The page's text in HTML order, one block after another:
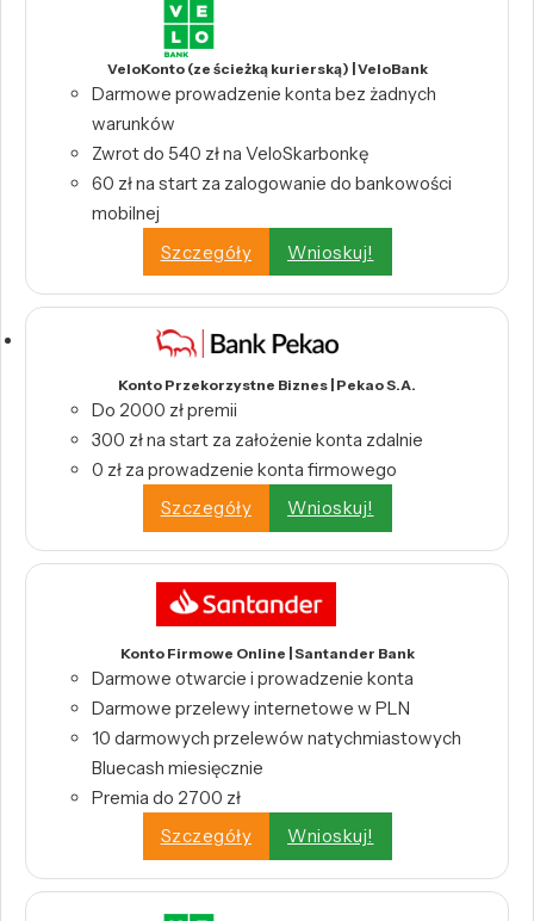
VeloKonto (ze ścieżką kurierską) | VeloBank
Darmowe prowadzenie konta bez żadnych
warunków
Zwrot do 540 zł na VeloSkarbonkę
60 zł na start za zalogowanie do bankowości
mobilnej
Szczegóły
Wnioskuj!
Konto Przekorzystne Biznes | Pekao S.A.
Do 2000 zł premii
300 zł na start za założenie konta zdalnie
0 zł za prowadzenie konta firmowego
Szczegóły
Wnioskuj!
Konto Firmowe Online | Santander Bank
Darmowe otwarcie i prowadzenie konta
Darmowe przelewy internetowe w PLN
10 darmowych przelewów natychmiastowych
Bluecash miesięcznie
Premia do 2700 zł
Szczegóły
Wnioskuj!